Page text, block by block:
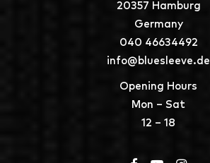
20357 Hamburg
Germany
040 46634492
info@bluesleeve.de
Opening Hours
Mon – Sat
12 – 18